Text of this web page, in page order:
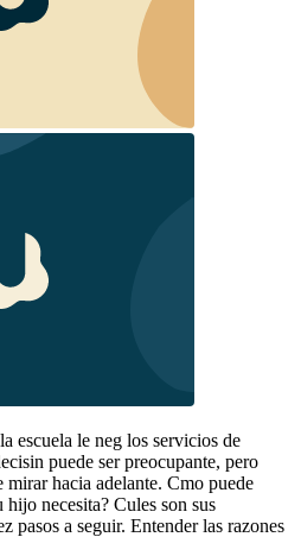
escuela le neg los servicios de
puede ser preocupante, pero
mirar hacia adelante. Cmo puede
hijo necesita? Cules son sus
pasos a seguir. Entender las razones